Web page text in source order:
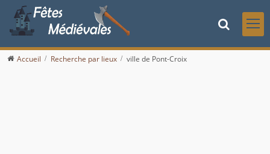
Accueil Recherche par lieux ville de Pont-Croix